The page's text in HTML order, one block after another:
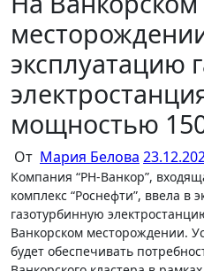
эксплуатацию
мощностью
От Мария Белова
Компания “РН-Ванкор”, входящая в нефтегазодобывающий
комплекс “Роснефти”, ввела в
газотурбинную
Ванкорском месторождении.
будет обеспечивать